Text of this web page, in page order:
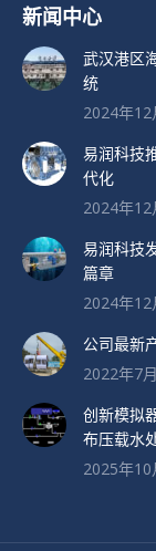
新闻中心
武汉港区
统
2024年12
易润科技
代化
2024年12
易润科技
篇章
2024年12
公司最新
2022年7
创新模拟
布压载水
2025年10